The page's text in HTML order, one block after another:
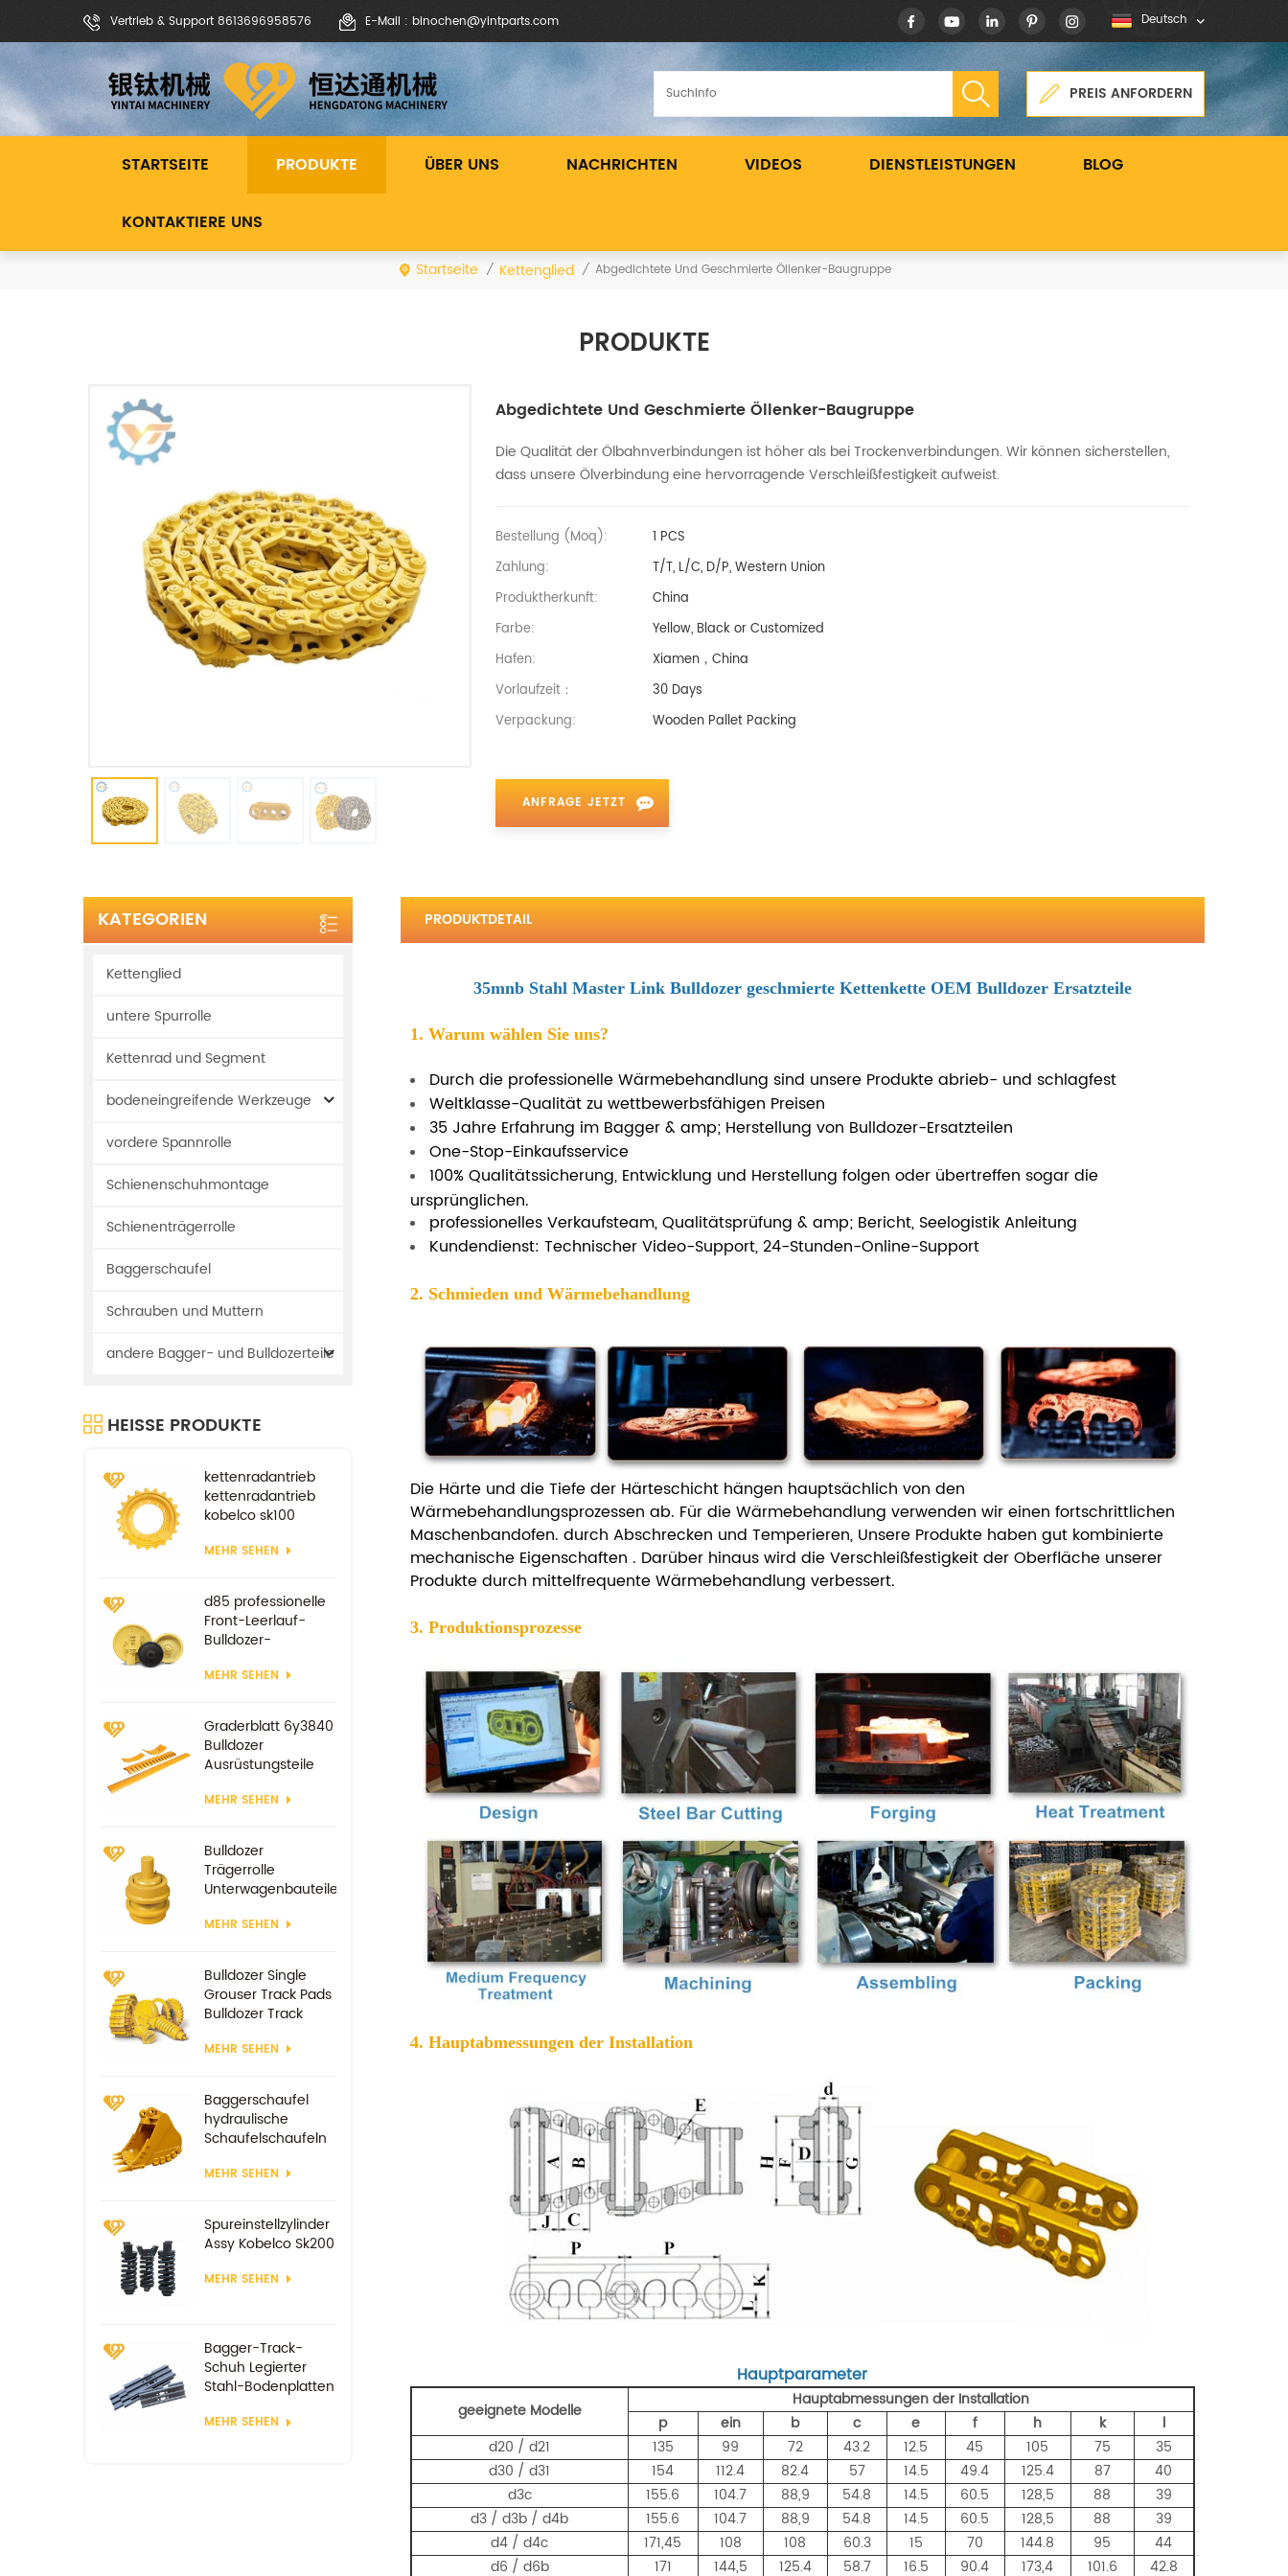
Vertrieb & Support 8613696958576 E-Mail : binochen@yintparts.com Deutsch
PREIS ANFORDERN
STARTSEITE PRODUKTE ÜBER UNS NACHRICHTEN VIDEOS DIENSTLEISTUNGEN BLOG
KONTAKTIERE UNS
Startseite / Kettenglied / Abgedichtete Und Geschmierte Öllenker-Baugruppe
PRODUKTE
Abgedichtete Und Geschmierte Öllenker-Baugruppe
Die Qualität der Ölbahnverbindungen ist höher als bei Trockenverbindungen.Wir können sicherstellen,
dass unsere Ölverbindung eine hervorragende Verschleißfestigkeit aufweist.
Bestellung (moq):
1 PCS
Zahlung:
T/T, L/C, D/P, Western Union
Produktherkunft:
China
Farbe:
Yellow, Black or Customized
Hafen:
Xiamen，China
Vorlaufzeit：
30 Days
Verpackung:
Wooden Pallet Packing
ANFRAGE JETZT
KATEGORIEN
Kettenglied
untere Spurrolle
Kettenrad und Segment
bodeneingreifende Werkzeuge
vordere Spannrolle
Schienenschuhmontage
Schienenträgerrolle
Baggerschaufel
Schrauben und Muttern
andere Bagger- und Bulldozerteile
HEISSE PRODUKTE
kettenradantrieb
kettenradantrieb
kobelco sk100
fahrradersatzteile
MEHR SEHEN
d85 professionelle
Front-Leerlauf-
Bulldozer-
MEHR SEHEN
Graderblatt 6y3840
Bulldozer
Ausrüstungsteile
MEHR SEHEN
Bulldozer
Trägerrolle
Unterwagenbauteile
MEHR SEHEN
Bulldozer Single
Grouser Track Pads
Bulldozer Track
MEHR SEHEN
Baggerschaufel
hydraulische
Schaufelschaufeln
MEHR SEHEN
Spureinstellzylinder
Assy Kobelco Sk200
MEHR SEHEN
Bagger-Track-
Schuh Legierter
Stahl-Bodenplatten
MEHR SEHEN
PRODUKTDETAIL
35mnb Stahl Master Link Bulldozer geschmierte Kettenkette OEM Bulldozer Ersatzteile
1. Warum wählen Sie uns?
Durch die professionelle Wärmebehandlung sind unsere Produkte abrieb- und schlagfest
Weltklasse-Qualität zu wettbewerbsfähigen Preisen
35 Jahre Erfahrung im Bagger & amp; Herstellung von Bulldozer-Ersatzteilen
One-Stop-Einkaufsservice
100% Qualitätssicherung, Entwicklung und Herstellung folgen oder übertreffen sogar die
ursprünglichen.
professionelles Verkaufsteam, Qualitätsprüfung & amp; Bericht, Seelogistik Anleitung
Kundendienst: Technischer Video-Support, 24-Stunden-Online-Support
2. Schmieden und Wärmebehandlung
Die Härte und die Tiefe der Härteschicht hängen hauptsächlich von den
Wärmebehandlungsprozessen ab. Für die Wärmebehandlung verwenden wir einen fortschrittlichen
Maschenbandofen. durch Abschrecken und Temperieren,Unsere Produkte haben gutkombinierte
mechanische Eigenschaften . Darüber hinaus wird die Verschleißfestigkeit der Oberfläche unserer
Produkte durch mittelfrequente Wärmebehandlung verbessert.
3. Produktionsprozesse
4. Hauptabmessungen der Installation
Hauptparameter
geeignete Modelle
Hauptabmessungen der Installation
p
ein b c e f h k
l
d20 / d21
135 99 72 43.2 12.5 45 105 75
35
d30 / d31
154 112.4 82.4 57 14.5 49.4 125.4 87
40
d3c
155.6 104.7 88,9 54.8 14.5 60.5 128,5 88
39
d3 / d3b / d4b
155.6 104.7 88,9 54.8 14.5 60.5 128,5 88
39
d4 / d4c
171,45 108 108 60.3 15 70 144.8 95
44
d6 / d6b
171 144,5 125.4 58.7 16.5 90.4 173,4 101.6
42.8